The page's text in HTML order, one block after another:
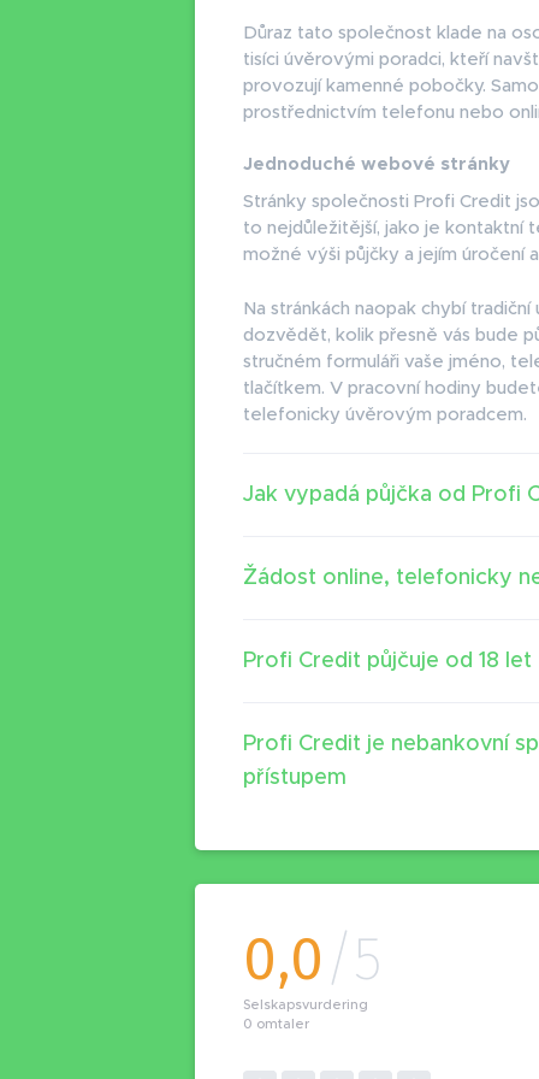
Důraz tato společnost klade na
tisíci úvěrovými poradci, kteří
provozují kamenné pobočky.
prostřednictvím telefonu nebo
Jednoduché webové stránky
Stránky společnosti Profi Credit
to nejdůležitější, jako je kontaktní
možné výši půjčky a jejím úročení
Na stránkách naopak chybí
dozvědět, kolik přesně vás bude
stručném formuláři vaše jméno,
tlačítkem. V pracovní hodiny
telefonicky úvěrovým poradcem.
Jak vypadá půjčka od Profi
Žádost online, telefonicky
Profi Credit půjčuje od 18 let
Profi Credit je nebankovní
přístupem
0,0/5
Selskapsvurdering
0 omtaler